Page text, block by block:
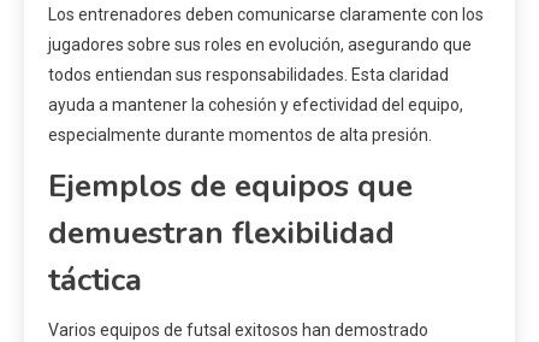
Los entrenadores deben comunicarse claramente con los
jugadores sobre sus roles en evolución, asegurando que
todos entiendan sus responsabilidades. Esta claridad
ayuda a mantener la cohesión y efectividad del equipo,
especialmente durante momentos de alta presión.
Ejemplos de equipos que
demuestran flexibilidad
táctica
Varios equipos de futsal exitosos han demostrado